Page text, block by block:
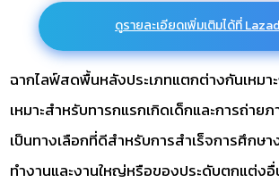
ดูรายละเอียดเพิ่มเติมได้ที่
ฉากไลฟ์สดพื้นหลังประเภทแตกต่างกันเหมา
เหมาะสำหรับทารกแรกเกิดเด็กและการถ่า
เป็นทางเลือกที่ดีสำหรับการสำเร็จการศึกษ
ทำงานและงานใหญ่หรือของประดับตกแต่ง